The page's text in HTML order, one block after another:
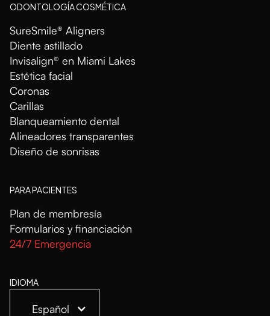
ODONTOLOGÍA COSMÉTICA
SureSmile® Aligners
Diente astillado
Invisalign® en Miami Lakes
Estética facial
Coronas
Carillas
Blanqueamiento dental
Alineadores transparentes
Diseño de sonrisas
PARA PACIENTES
Plan de membresía
Formularios y financiación
24/7 Emergencia
IDIOMA
Español